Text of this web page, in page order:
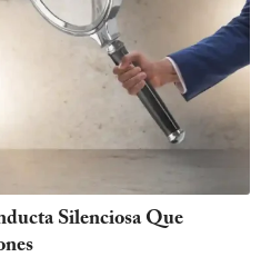
Silenciosa Que